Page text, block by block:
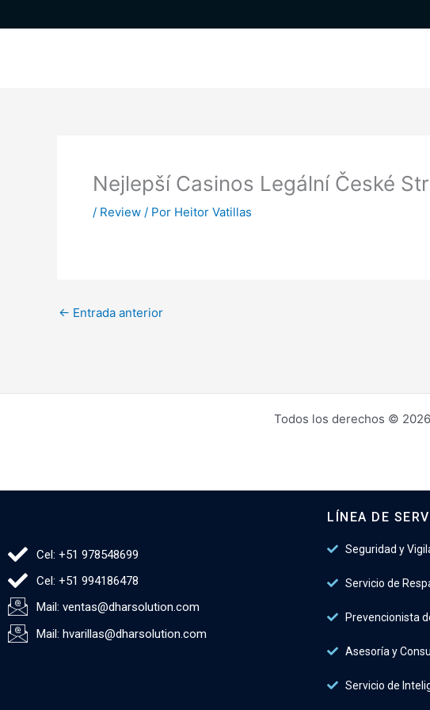
al
Nejlepší Casinos Legální České
/ Review / Por Heitor Vatillas
← Entrada anterior
Todos los derechos ©
Cel: +51 978548699
Cel: +51 994186478
Mail: ventas@dharsolution.com
Mail: hvarillas@dharsolution.com
LÍNEA DE
Seguridad y
Servicio de
Prevencionista
Asesoría y
Servicio de